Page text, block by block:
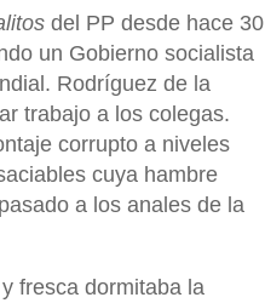
del PP desde hace 30
un Gobierno socialista
Rodríguez de la
trabajo a los colegas.
corrupto a niveles
cuya hambre
a los anales de la
fresca dormitaba la